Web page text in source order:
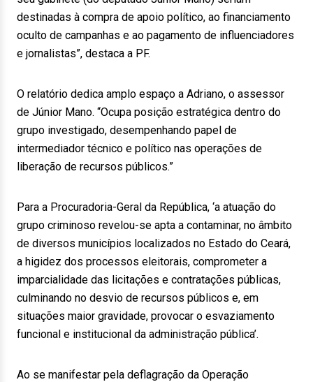
destinadas à compra de apoio político, ao financiamento
oculto de campanhas e ao pagamento de influenciadores
e jornalistas”, destaca a PF.
O relatório dedica amplo espaço a Adriano, o assessor
de Júnior Mano. “Ocupa posição estratégica dentro do
grupo investigado, desempenhando papel de
intermediador técnico e político nas operações de
liberação de recursos públicos.”
Para a Procuradoria-Geral da República, ‘a atuação do
grupo criminoso revelou-se apta a contaminar, no âmbito
de diversos municípios localizados no Estado do Ceará,
a higidez dos processos eleitorais, comprometer a
imparcialidade das licitações e contratações públicas,
culminando no desvio de recursos públicos e, em
situações maior gravidade, provocar o esvaziamento
funcional e institucional da administração pública’.
Ao se manifestar pela deflagração da Operação